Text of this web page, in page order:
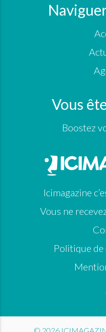
Vous
Boostez
Icimagazine
Vous ne
Politique